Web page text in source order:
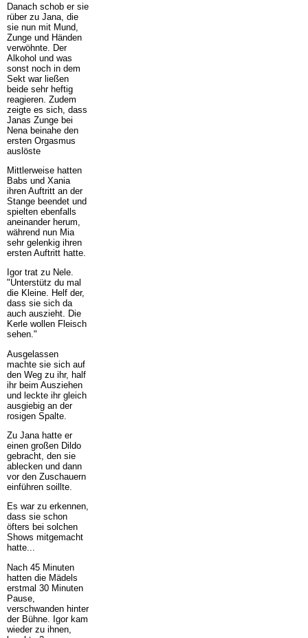
Danach schob er sie
rüber zu Jana, die
sie nun mit Mund,
Zunge und Händen
verwöhnte. Der
Alkohol und was
sonst noch in dem
Sekt war ließen
beide sehr heftig
reagieren. Zudem
zeigte es sich, dass
Janas Zunge bei
Nena beinahe den
ersten Orgasmus
auslöste
Mittlerweise hatten
Babs und Xania
ihren Auftritt an der
Stange beendet und
spielten ebenfalls
aneinander herum,
während nun Mia
sehr gelenkig ihren
ersten Auftritt hatte.
Igor trat zu Nele.
"Unterstütz du mal
die Kleine. Helf der,
dass sie sich da
auch auszieht. Die
Kerle wollen Fleisch
sehen."
Ausgelassen
machte sie sich auf
den Weg zu ihr, half
ihr beim Ausziehen
und leckte ihr gleich
ausgiebig an der
rosigen Spalte.
Zu Jana hatte er
einen großen Dildo
gebracht, den sie
ablecken und dann
vor den Zuschauern
einführen soillte.
Es war zu erkennen,
dass sie schon
öfters bei solchen
Shows mitgemacht
hatte...
Nach 45 Minuten
hatten die Mädels
erstmal 30 Minuten
Pause,
verschwanden hinter
der Bühne. Igor kam
wieder zu ihnen,